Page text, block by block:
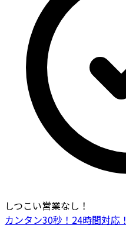
しつこい営業なし！
カンタン30秒！24時間対応！